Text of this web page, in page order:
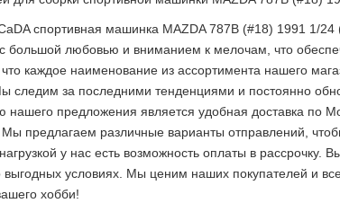
спортивная машинка MAZDA 787B (#18) 1991 1/
с большой любовью и вниманием к мелочам, что
что каждое наименование из ассортимента нашего
следим за последними тенденциями и постоянно
нашего предложения является удобная доставка по
Мы предлагаем различные варианты отправлений,
у нас есть возможность оплаты в рассрочку.
условиях. Мы ценим наших покупателей и
хобби!